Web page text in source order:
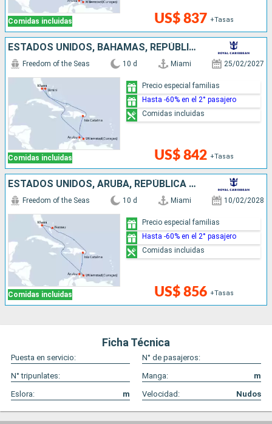
Comidas incluidas US$ 837 +Tasas
ESTADOS UNIDOS, BAHAMAS, REPÚBLICA DOMINICANA, ARUBA
Comidas incluidas
Freedom of the Seas 10 d Miami 25/02/2027
US$ 842 +Tasas
Precio especial familias
Hasta -60% en el 2° pasajero
Comidas incluidas
ESTADOS UNIDOS, ARUBA, REPÚBLICA DOMINICANA, BAHAMAS
Comidas incluidas
Freedom of the Seas 10 d Miami 10/02/2028
US$ 856 +Tasas
Precio especial familias
Hasta -60% en el 2° pasajero
Comidas incluidas
Ficha Técnica
Puesta en servicio:
N° de pasajeros:
N° tripunlates:
Manga:
m
Eslora:
m Velocidad: Nudos